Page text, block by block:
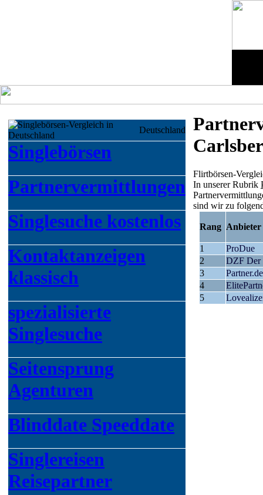
Deutschland
Singlebörsen
Partnervermittlungen
Singlesuche kostenlos
Kontaktanzeigen
klassisch
spezialisierte
Singlesuche
Seitensprung
Agenturen
Blinddate Speeddate
Singlereisen
Reisepartner
Flirtbörsen-
In unserer Rubrik
sind wir zu
Rang Anbieter
1
ProDue
2
DZF Der
3
Partner.de
4
5